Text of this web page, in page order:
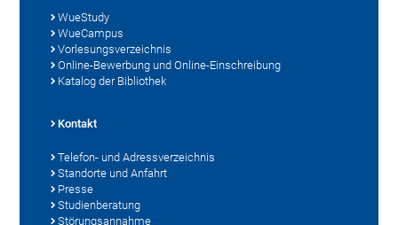
WueStudy
WueCampus
Vorlesungsverzeichnis
Online-Bewerbung und Online-Einschreibung
Katalog der Bibliothek
Kontakt
Telefon- und Adressverzeichnis
Standorte und Anfahrt
Presse
Studienberatung
Störungsannahme